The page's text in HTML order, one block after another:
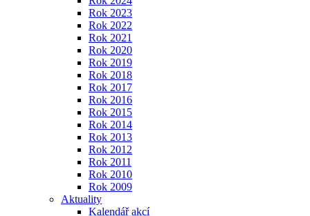
Rok 2023
Rok 2022
Rok 2021
Rok 2020
Rok 2019
Rok 2018
Rok 2017
Rok 2016
Rok 2015
Rok 2014
Rok 2013
Rok 2012
Rok 2011
Rok 2010
Rok 2009
Aktuality
Kalendář akcí